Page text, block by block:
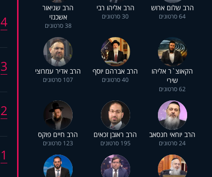
הרב שלום ארוש
64 סרטונים
הרב אליהו רבי
30 סרטונים
הרב שניאור
אשכנזי
38 סרטונים
הקאוצ`ר אליהו
שירי
62 סרטונים
הרב אברהם יוסף
40 סרטונים
הרב אדיר עמרוצי
107 סרטונים
הרב יוחאי חנסאב
24 סרטונים
הרב ראובן זכאים
195 סרטונים
הרב חיים פוקס
123 סרטונים
4
3
2
1